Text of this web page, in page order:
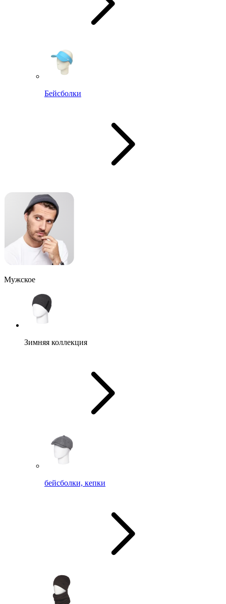
Бейсболки
Мужское
Зимняя коллекция
бейсболки, кепки